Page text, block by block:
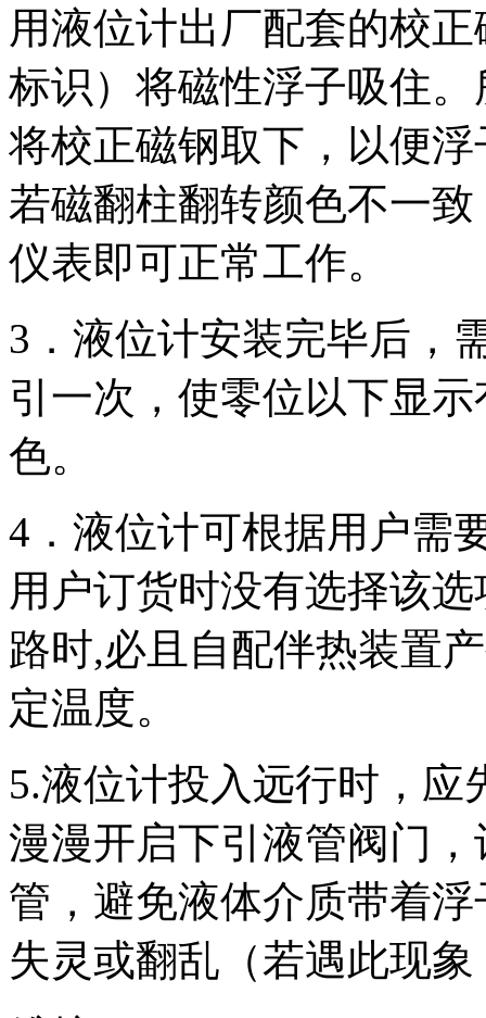
用液位计出厂配套的校
标识）将磁性浮子吸住
将校正磁钢取下，以便
若磁翻柱翻转颜色不一
仪表即可正常工作。
3．液位计安装完毕后，
引一次，使零位以下显
色。
4．液位计可根据用户需
用户订货时没有选择该
路时,必且自配伴热装置
定温度。
5.液位计投入远行时，
漫漫开启下引液管阀门
管，避免液体介质带着
失灵或翻乱（若遇此现